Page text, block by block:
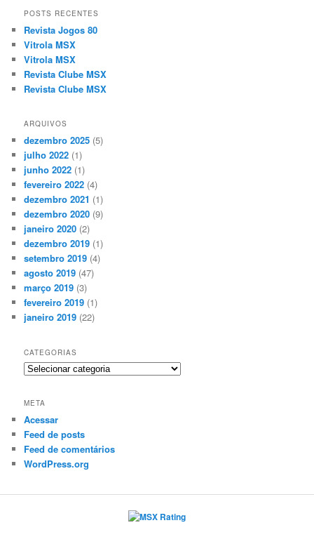
POSTS RECENTES
Revista Jogos 80
Vitrola MSX
Vitrola MSX
Revista Clube MSX
Revista Clube MSX
ARQUIVOS
dezembro 2025 (5)
julho 2022 (1)
junho 2022 (1)
fevereiro 2022 (4)
dezembro 2021 (1)
dezembro 2020 (9)
janeiro 2020 (2)
dezembro 2019 (1)
setembro 2019 (4)
agosto 2019 (47)
março 2019 (3)
fevereiro 2019 (1)
janeiro 2019 (22)
CATEGORIAS
Categorias
META
Acessar
Feed de posts
Feed de comentários
WordPress.org